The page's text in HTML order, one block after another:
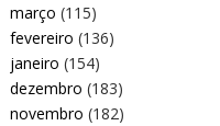
março (115)
fevereiro (136)
janeiro (154)
dezembro (183)
novembro (182)